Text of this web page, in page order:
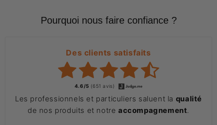
Pourquoi nous faire confiance ?
Des clients satisfaits
4.6/5 (651 avis)
Les professionnels et particuliers saluent la qualité
de nos produits et notre accompagnement.